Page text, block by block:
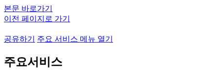
본문 바로가기
이전 페이지로 가기
공유하기 주요 서비스 메뉴 열기
주요서비스